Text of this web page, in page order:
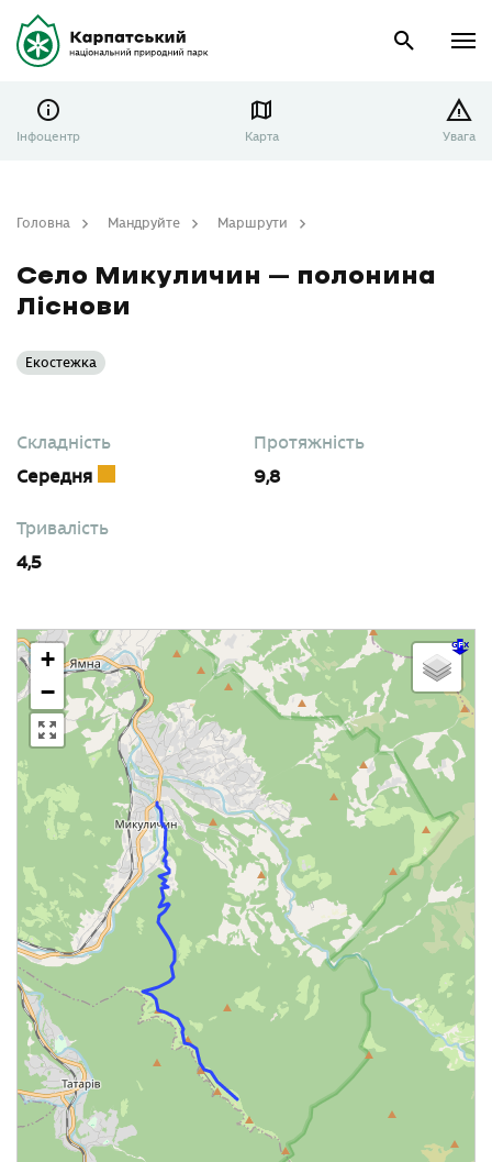
Інфоцентр Карта Увага
Головна Мандруйте
Маршрути
Село Микуличин – полонина
Ліснови
Екостежка
Складність
Середня
Протяжність
9,8
Тривалість
4,5
+
−